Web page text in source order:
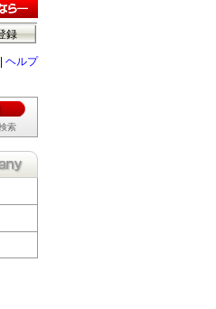
録
ヘルプ
索